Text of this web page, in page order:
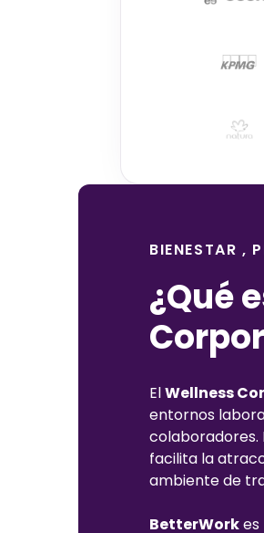
BIENESTAR ,
¿Qué
ElWellness
entornos
colaboradores.
facilita la
ambiente de
BetterWorkes